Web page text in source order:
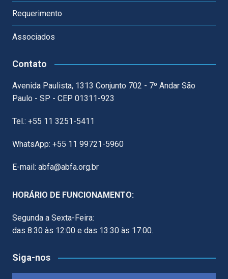
Requerimento
Associados
Contato
Avenida Paulista, 1313 Conjunto 702 - 7º Andar São
Paulo - SP - CEP 01311-923
Tel.: +55 11 3251-5411
WhatsApp: +55 11 99721-5960
E-mail: abfa@abfa.org.br
HORÁRIO DE FUNCIONAMENTO:
Segunda a Sexta-Feira:
das 8:30 às 12:00 e das 13:30 às 17:00.
Siga-nos